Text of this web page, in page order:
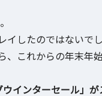
イしたのではないで
これからの年末年
インターセール」が